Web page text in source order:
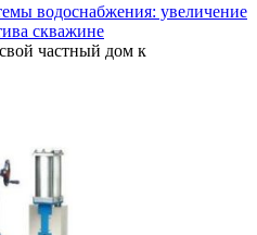
водоснабжения: увеличение
скважине
частный дом к